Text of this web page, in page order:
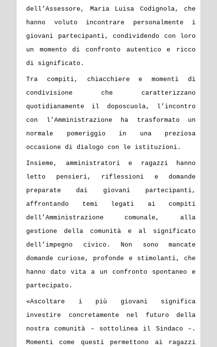
dell’Assessore, Maria Luisa Codignola, che
hanno voluto incontrare personalmente i
giovani partecipanti, condividendo con loro
un momento di confronto autentico e ricco
di significato.
Tra compiti, chiacchiere e momenti di
condivisione che caratterizzano
quotidianamente il doposcuola, l’incontro
con l’Amministrazione ha trasformato un
normale pomeriggio in una preziosa
occasione di dialogo con le istituzioni.
Insieme, amministratori e ragazzi hanno
letto pensieri, riflessioni e domande
preparate dai giovani partecipanti,
affrontando temi legati ai compiti
dell’Amministrazione comunale, alla
gestione della comunità e al significato
dell’impegno civico. Non sono mancate
domande curiose, profonde e stimolanti, che
hanno dato vita a un confronto spontaneo e
partecipato.
«Ascoltare i più giovani significa
investire concretamente nel futuro della
nostra comunità – sottolinea il Sindaco –.
Momenti come questi permettono ai ragazzi